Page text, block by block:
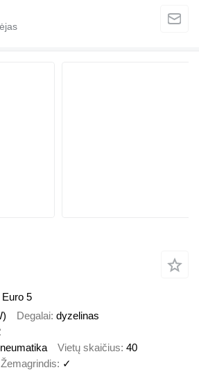
Euro 5
Degalai dyzelinas
Vietų skaičius 40
Žemagrindis ✓